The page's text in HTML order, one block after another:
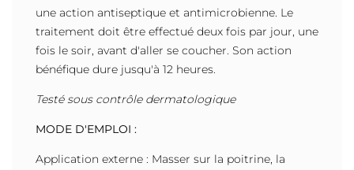
une action antiseptique et antimicrobienne. Le
traitement doit être effectué deux fois par jour, une
fois le soir, avant d'aller se coucher. Son action
bénéfique dure jusqu'à 12 heures.
Testé sous contrôle dermatologique
MODE D'EMPLOI :
Application externe : Masser sur la poitrine, la